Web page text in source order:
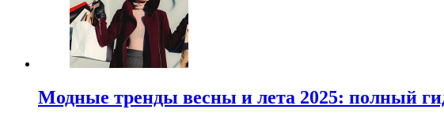
Модные тренды весны и лета 2025: полный